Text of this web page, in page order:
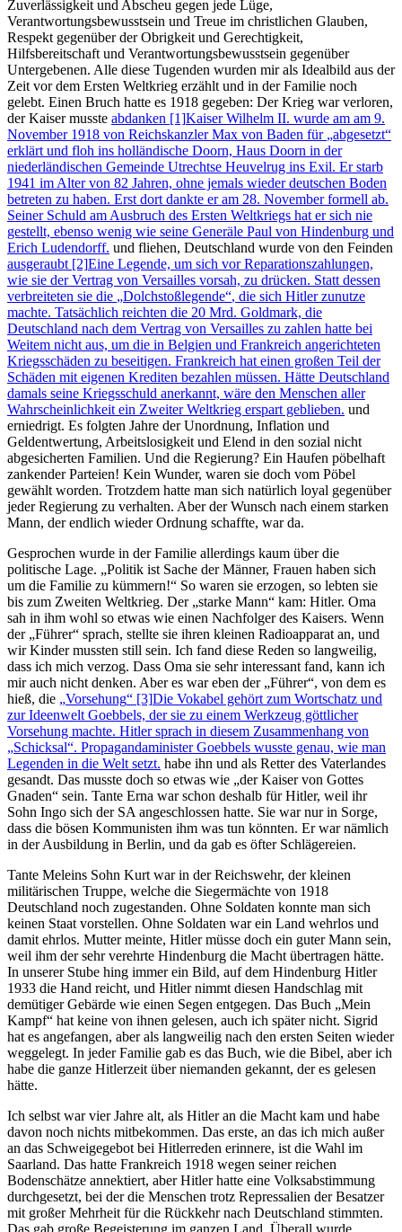
Zuverlässigkeit und Abscheu gegen jede Lüge,
Verantwortungsbewusstsein und Treue im christlichen Glauben,
Respekt gegenüber der Obrigkeit und Gerechtigkeit,
Hilfsbereitschaft und Verantwortungsbewusstsein gegenüber
Untergebenen. Alle diese Tugenden wurden mir als Idealbild aus der
Zeit vor dem Ersten Weltkrieg erzählt und in der Familie noch
gelebt. Einen Bruch hatte es 1918 gegeben: Der Krieg war verloren,
der Kaiser musste abdanken [1]Kaiser Wilhelm II. wurde am am 9.
November 1918 von Reichskanzler Max von Baden für abgesetzt
erklärt und floh ins holländische Doorn, Haus Doorn in der
niederländischen Gemeinde Utrechtse Heuvelrug ins Exil. Er starb
1941 im Alter von 82 Jahren, ohne jemals wieder deutschen Boden
betreten zu haben. Erst dort dankte er am 28. November formell ab.
Seiner Schuld am Ausbruch des Ersten Weltkriegs hat er sich nie
gestellt, ebenso wenig wie seine Generäle Paul von Hindenburg und
Erich Ludendorff. und fliehen, Deutschland wurde von den Feinden
ausgeraubt [2]Eine Legende, um sich vor Reparationszahlungen,
wie sie der Vertrag von Versailles vorsah, zu drücken. Statt dessen
verbreiteten sie die
Dolchstoßlegende , die sich Hitler zunutze
machte. Tatsächlich reichten die 20 Mrd. Goldmark, die
Deutschland nach dem Vertrag von Versailles zu zahlen hatte bei
Weitem nicht aus, um die in Belgien und Frankreich angerichteten
Kriegsschäden zu beseitigen. Frankreich hat einen großen Teil der
Schäden mit eigenen Krediten bezahlen müssen. Hätte Deutschland
damals seine Kriegsschuld anerkannt, wäre den Menschen aller
Wahrscheinlichkeit ein Zweiter Weltkrieg erspart geblieben. und
erniedrigt. Es folgten Jahre der Unordnung, Inflation und
Geldentwertung, Arbeitslosigkeit und Elend in den sozial nicht
abgesicherten Familien. Und die Regierung? Ein Haufen pöbelhaft
zankender Parteien! Kein Wunder, waren sie doch vom Pöbel
gewählt worden. Trotzdem hatte man sich natürlich loyal gegenüber
jeder Regierung zu verhalten. Aber der Wunsch nach einem starken
Mann, der endlich wieder Ordnung schaffte, war da.
Gesprochen wurde in der Familie allerdings kaum über die
politische Lage.
Politik ist Sache der Männer, Frauen haben sich
um die Familie zu kümmern!
So waren sie erzogen, so lebten sie
bis zum Zweiten Weltkrieg. Der starke Mann
kam: Hitler. Oma
sah in ihm wohl so etwas wie einen Nachfolger des Kaisers. Wenn
der Führer
sprach, stellte sie ihren kleinen Radioapparat an, und
wir Kinder mussten still sein. Ich fand diese Reden so langweilig,
dass ich mich verzog. Dass Oma sie sehr interessant fand, kann ich
mir auch nicht denken. Aber es war eben der Führer , von dem es
hieß, die
Vorsehung [3]Die Vokabel gehört zum Wortschatz und
zur Ideenwelt Goebbels, der sie zu einem Werkzeug göttlicher
Vorsehung machte. Hitler sprach in diesem Zusammenhang von
Schicksal . Propagandaminister Goebbels wusste genau, wie man
Legenden in die Welt setzt. habe ihn und als Retter des Vaterlandes
gesandt. Das musste doch so etwas wie
der Kaiser von Gottes
Gnaden
sein. Tante Erna war schon deshalb für Hitler, weil ihr
Sohn Ingo sich der SA angeschlossen hatte. Sie war nur in Sorge,
dass die bösen Kommunisten ihm was tun könnten. Er war nämlich
in der Ausbildung in Berlin, und da gab es öfter Schlägereien.
Tante Meleins Sohn Kurt war in der Reichswehr, der kleinen
militärischen Truppe, welche die Siegermächte von 1918
Deutschland noch zugestanden. Ohne Soldaten konnte man sich
keinen Staat vorstellen. Ohne Soldaten war ein Land wehrlos und
damit ehrlos. Mutter meinte, Hitler müsse doch ein guter Mann sein,
weil ihm der sehr verehrte Hindenburg die Macht übertragen hätte.
In unserer Stube hing immer ein Bild, auf dem Hindenburg Hitler
1933 die Hand reicht, und Hitler nimmt diesen Handschlag mit
demütiger Gebärde wie einen Segen entgegen. Das Buch
Mein
Kampf
hat keine von ihnen gelesen, auch ich später nicht. Sigrid
hat es angefangen, aber als langweilig nach den ersten Seiten wieder
weggelegt. In jeder Familie gab es das Buch, wie die Bibel, aber ich
habe die ganze Hitlerzeit über niemanden gekannt, der es gelesen
hätte.
Ich selbst war vier Jahre alt, als Hitler an die Macht kam und habe
davon noch nichts mitbekommen. Das erste, an das ich mich außer
an das Schweigegebot bei Hitlerreden erinnere, ist die Wahl im
Saarland. Das hatte Frankreich 1918 wegen seiner reichen
Bodenschätze annektiert, aber Hitler hatte eine Volksabstimmung
durchgesetzt, bei der die Menschen trotz Repressalien der Besatzer
mit großer Mehrheit für die Rückkehr nach Deutschland stimmten.